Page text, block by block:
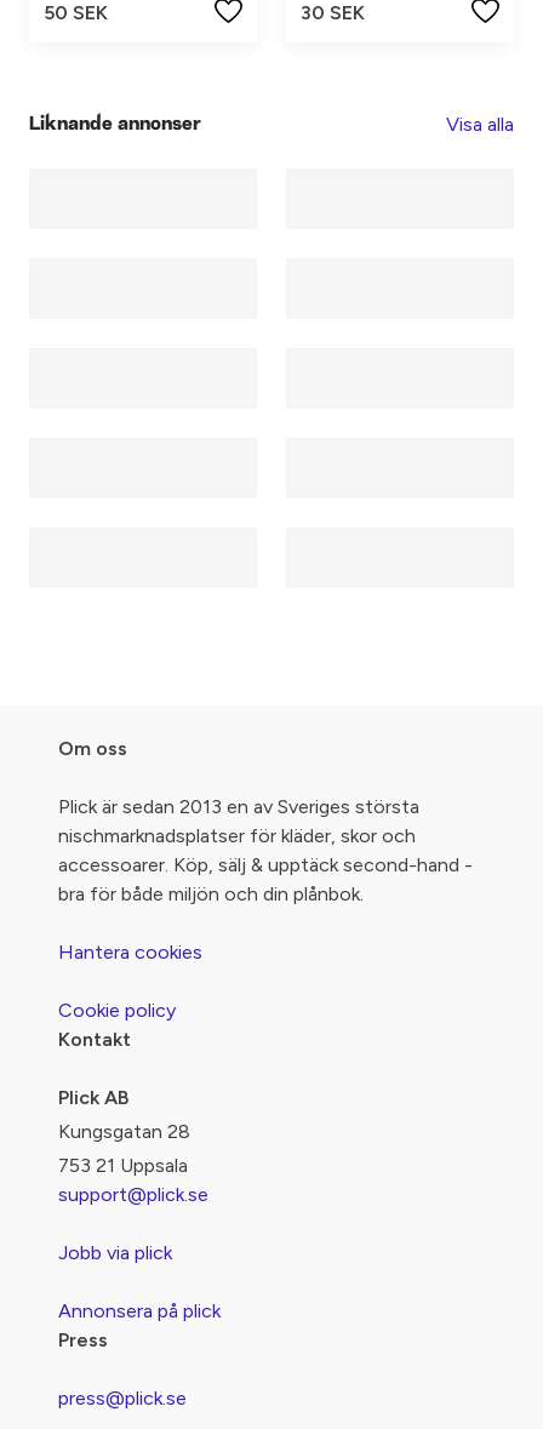
50 SEK
30 SEK
Liknande annonser Visa alla
Om oss
Plick är sedan 2013 en av Sveriges största
nischmarknadsplatser för kläder, skor och
accessoarer. Köp, sälj & upptäck second-hand -
bra för både miljön och din plånbok.
Hantera cookies
Cookie policy
Kontakt
Plick AB
Kungsgatan 28
753 21 Uppsala
support@plick.se
Jobb via plick
Annonsera på plick
Press
press@plick.se